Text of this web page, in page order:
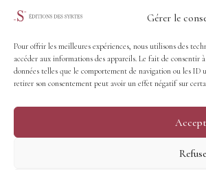
Gérer le
Pour offrir les meilleures expériences, nous utilisons des
accéder aux informations des appareils. Le fait de consentir
données telles que le comportement de navigation ou les ID
retirer son consentement peut avoir un effet négatif sur